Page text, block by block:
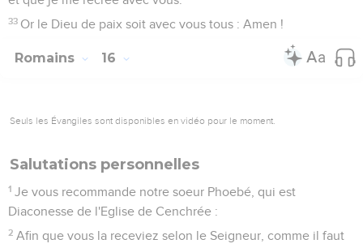
33 Or le Dieu de paix soit avec vous tous : Amen !
Romains 16
Seuls les Évangiles sont disponibles en vidéo pour le moment.
Salutations personnelles
1 Je vous recommande notre soeur Phoebé, qui est
Diaconesse de l'Eglise de Cenchrée :
2 Afin que vous la receviez selon le Seigneur, comme il faut